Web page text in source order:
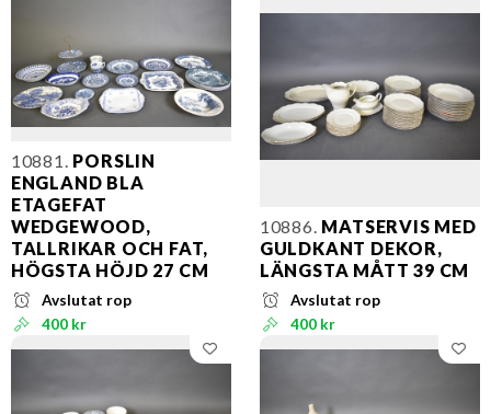
10881. PORSLIN
ENGLAND BLA
ETAGEFAT
WEDGEWOOD,
TALLRIKAR OCH FAT,
HÖGSTA HÖJD 27 CM
Avslutat rop
400 kr
10886. MATSERVIS MED
GULDKANT DEKOR,
LÄNGSTA MÅTT 39 CM
Avslutat rop
400 kr